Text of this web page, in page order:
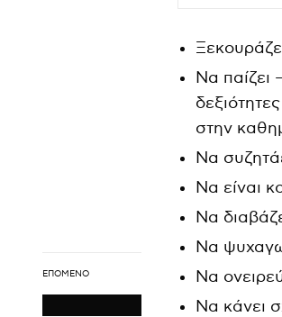
ΕΠΌΜΕΝΟ
Να παίζει
στην
Να
Να είναι
Να
Να
Να
Να κάνει